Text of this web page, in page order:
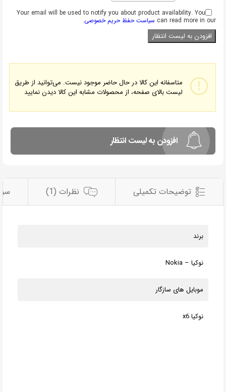
Your email will be used to notify you about product availability. You
can read more in our سیاست حفظ حریم خصوصی.
متاسفانه این کالا در حال حاضر موجود نیست. می‌توانید از طریق
لیست بالای صفحه، از محصولات مشابه این کالا دیدن نمایید
افزودن به لیست انتظار
توضیحات تکمیلی نظرات (1)
برند
نوکیا – Nokia
موبایل های سازگار
نوکیا x6